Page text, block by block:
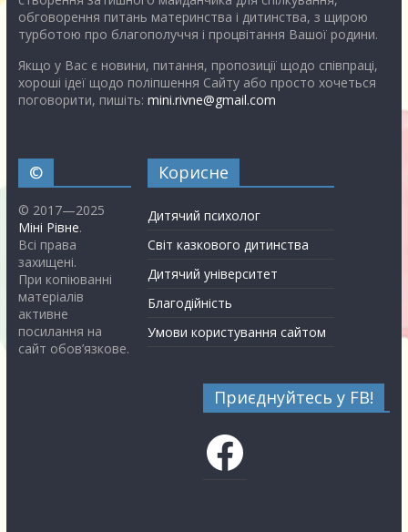
обговорення питань материнства і дитинства, з щирою
турботою про благополуччя і процвітання Вашої родини.
Якщо у Вас є новини, питання, пропозиції щодо співпраці,
хороші ідеї щодо поліпшення Сайту або просто хочеться
поговорити, пишіть: mini.rivne@gmail.com
©
© 2017—2025
Міні Рівне.
Всі права
захищені.
При копіюванні
матеріалів
активне
посилання на
сайт обов’язкове.
Корисне
Дитячий психолог
Світ казкового дитинства
Дитячий університет
Благодійність
Умови користування сайтом
Приєднуйтесь у FB!
Facebook